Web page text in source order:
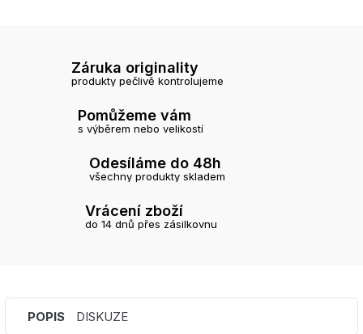
Záruka originality
produkty pečlivě kontrolujeme
Pomůžeme vám
s výběrem nebo velikostí
Odesíláme do 48h
všechny produkty skladem
Vrácení zboží
do 14 dnů přes zásilkovnu
POPIS DISKUZE